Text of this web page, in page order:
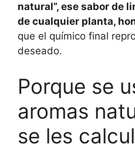
natural”, ese sabor de
de cualquier planta,
que el químico final
deseado.
Porque se
aromas
se les